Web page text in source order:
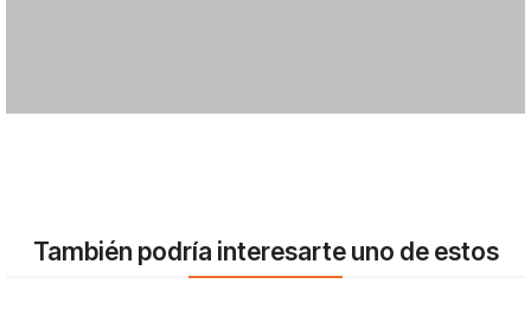
También podría interesarte uno de estos